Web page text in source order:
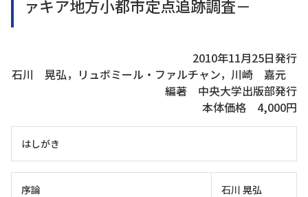
ァキア地方小都市定点追跡調査－
2010年11月25日発行
石川 晃弘，リュボミール・ファルチャン，川崎 嘉元
編著 中央大学出版部発行
本体価格 4,000円
はしがき
序論 石川 晃弘